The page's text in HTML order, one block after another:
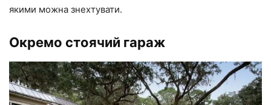
якими можна знехтувати.
Окремо стоячий гараж